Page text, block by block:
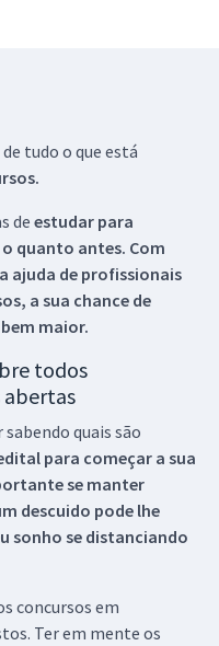
tudo o que está
de estudar para
quanto antes. Com
ajuda de profissionais
a sua chance de
maior.
todos
abertas
quais são
para começar a sua
se manter
descuido pode lhe
sonho se distanciando
concursos em
Ter em mente os